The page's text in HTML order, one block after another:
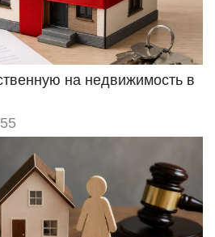
на недвижимость в